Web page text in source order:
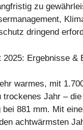
zu
dringend
Ergebnisse &
warmes, mit
trockenes Jahr –
bei 881 mm. Mit
achtwärmsten